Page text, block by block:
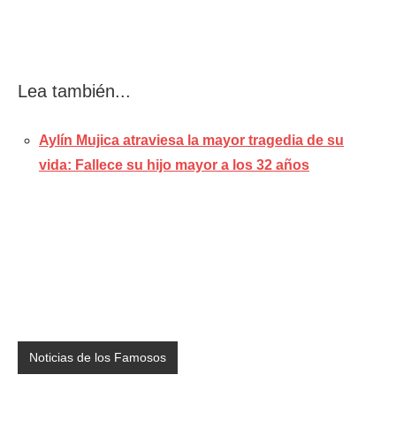
Lea también...
Aylín Mujica atraviesa la mayor tragedia de su
vida: Fallece su hijo mayor a los 32 años
Noticias de los Famosos